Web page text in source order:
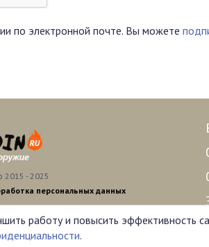
по электронной почте. Вы можете
- 2025
персональных данных
работу и повысить эффективность
.